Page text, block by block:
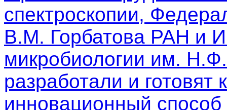
спектроскопии,
В.М. Горбатова РАН и
микробиологии им.
разработали и готовят
инновационный